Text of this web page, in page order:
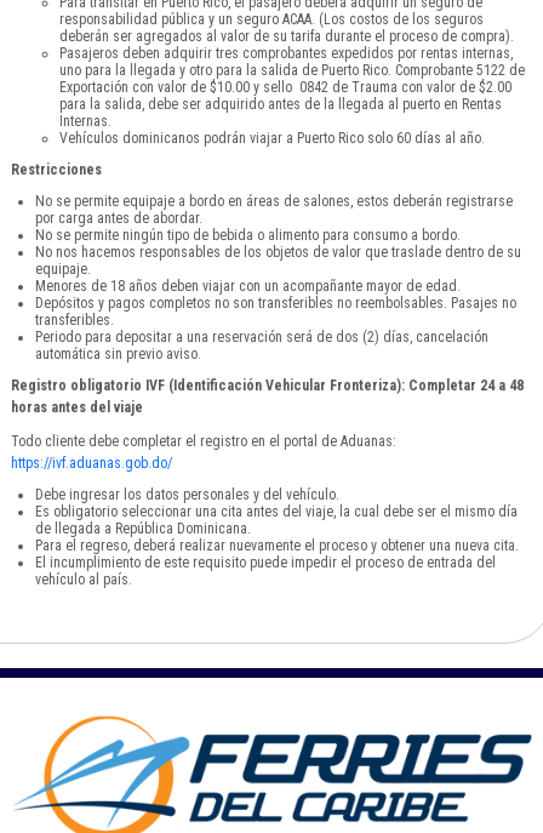
responsabilidad pública y un seguro ACAA. (Los costos de los seguros
deberán ser agregados al valor de su tarifa durante el proceso de compra).
Pasajeros deben adquirir tres comprobantes expedidos por rentas internas,
uno para la llegada y otro para la salida de Puerto Rico. Comprobante 5122 de
Exportación con valor de $10.00 y sello 0842 de Trauma con valor de $2.00
para la salida, debe ser adquirido antes de la llegada al puerto en Rentas
Internas.
Vehículos dominicanos podrán viajar a Puerto Rico solo 60 días al año.
Restricciones
No se permite equipaje a bordo en áreas de salones, estos deberán registrarse
por carga antes de abordar.
No se permite ningún tipo de bebida o alimento para consumo a bordo.
No nos hacemos responsables de los objetos de valor que traslade dentro de su
equipaje.
Menores de 18 años deben viajar con un acompañante mayor de edad.
Depósitos y pagos completos no son transferibles no reembolsables. Pasajes no
transferibles.
Periodo para depositar a una reservación será de dos (2) días, cancelación
automática sin previo aviso.
Registro obligatorio IVF (Identificación Vehicular Fronteriza): Completar 24 a 48
horas antes del viaje
Todo cliente debe completar el registro en el portal de Aduanas:
https://ivf.aduanas.gob.do/
Debe ingresar los datos personales y del vehículo.
Es obligatorio seleccionar una cita antes del viaje, la cual debe ser el mismo día
de llegada a República Dominicana.
Para el regreso, deberá realizar nuevamente el proceso y obtener una nueva cita.
El incumplimiento de este requisito puede impedir el proceso de entrada del
vehículo al país.